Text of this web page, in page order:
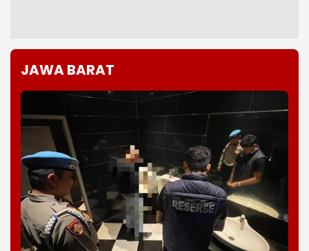
JAWA BARAT